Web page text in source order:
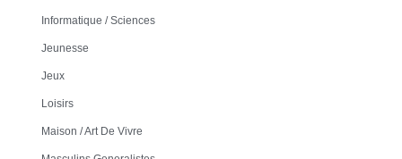
Informatique / Sciences
Jeunesse
Jeux
Loisirs
Maison / Art De Vivre